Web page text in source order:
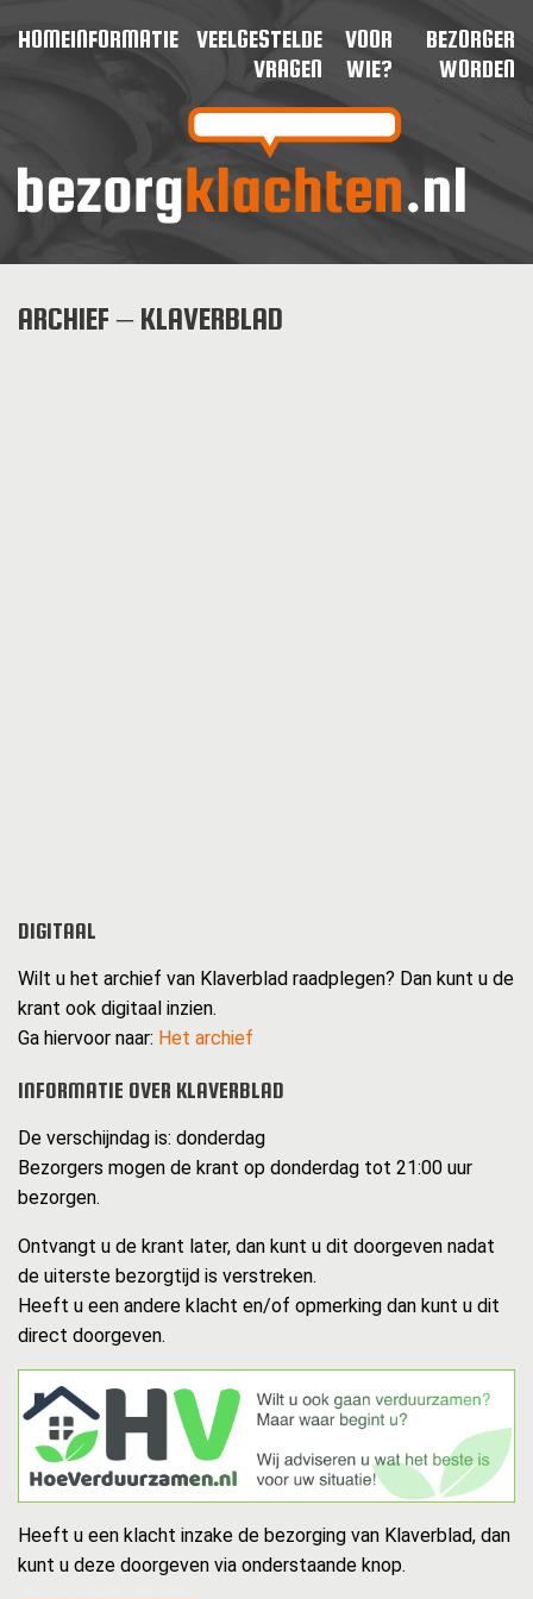
HOMEINFORMATIE
VEELGESTELDE
VRAGEN
VOOR
WIE?
BEZORGER
WORDEN
ARCHIEF – KLAVERBLAD
DIGITAAL
Wilt u het archief van Klaverblad raadplegen? Dan kunt u de
krant ook digitaal inzien.
Ga hiervoor naar: Het archief
INFORMATIE OVER KLAVERBLAD
De verschijndag is: donderdag
Bezorgers mogen de krant op donderdag tot 21:00 uur
bezorgen.
Ontvangt u de krant later, dan kunt u dit doorgeven nadat
de uiterste bezorgtijd is verstreken.
Heeft u een andere klacht en/of opmerking dan kunt u dit
direct doorgeven.
Heeft u een klacht inzake de bezorging van Klaverblad, dan
kunt u deze doorgeven via onderstaande knop.